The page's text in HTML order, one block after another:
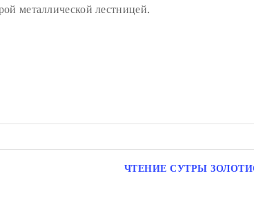
металлической лестницей.
ЧТЕНИЕ СУТРЫ